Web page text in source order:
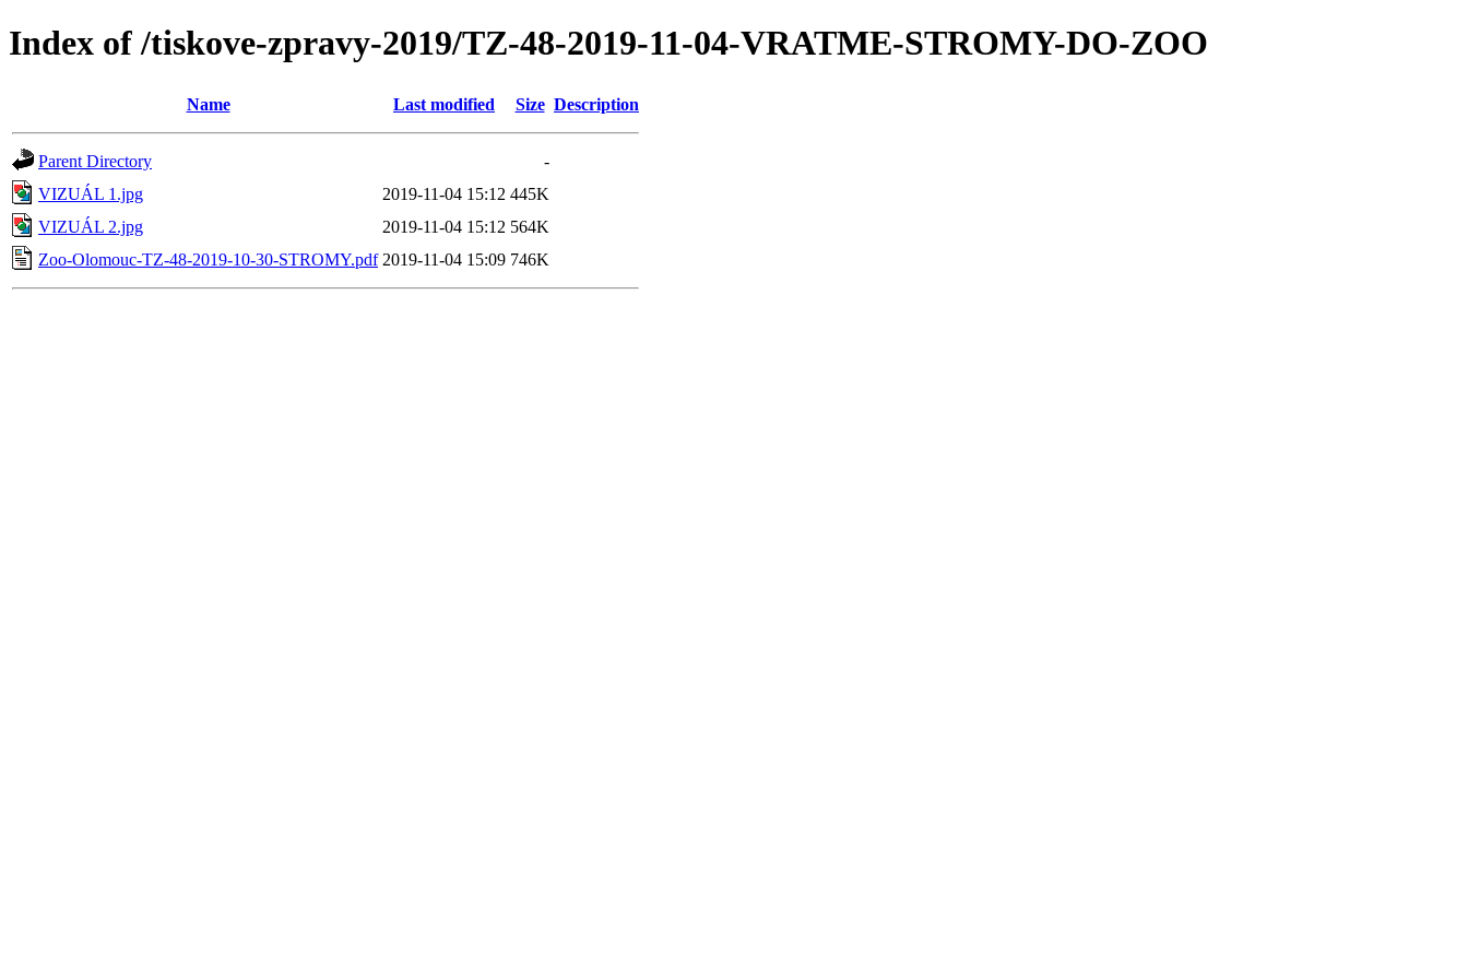
Index of /tiskove-zpravy-2019/TZ-48-2019-11-04-VRATME-STROMY-DO-ZOO
Name Last modified Size Description
Parent Directory
-
VIZUÁL 1.jpg
2019-11-04 15:12 445K
VIZUÁL 2.jpg
2019-11-04 15:12 564K
Zoo-Olomouc-TZ-48-2019-10-30-STROMY.pdf 2019-11-04 15:09 746K